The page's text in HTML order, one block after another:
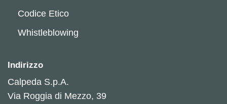
Codice Etico
Whistleblowing
Indirizzo
Calpeda S.p.A.
Via Roggia di Mezzo, 39